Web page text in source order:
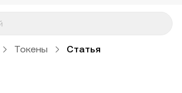
Токены Статья